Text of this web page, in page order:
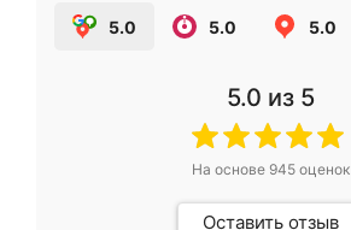
5.0 5.0 5.0
5.0 из 5
На основе 945оценок
Оставить отзыв